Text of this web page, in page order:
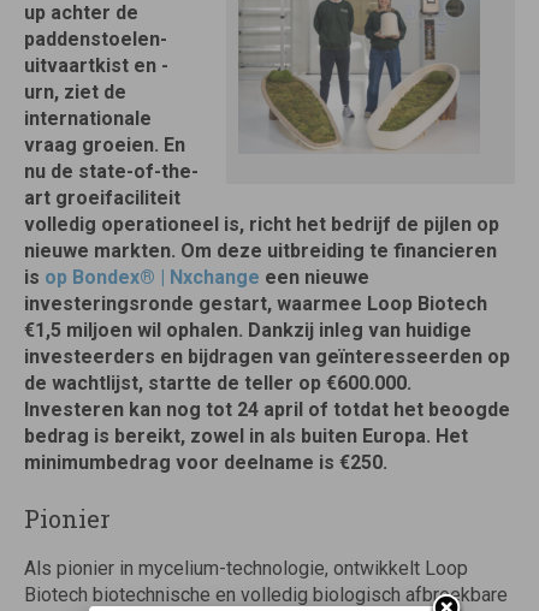
up achter de
paddenstoelen-
uitvaartkist en -
urn, ziet de
internationale
vraag groeien. En
nu de state-of-the-
art groeifaciliteit
volledig operationeel is, richt het bedrijf de pijlen op
nieuwe markten. Om deze uitbreiding te financieren
is op Bondex® | Nxchange een nieuwe
investeringsronde gestart, waarmee Loop Biotech
€1,5 miljoen wil ophalen. Dankzij inleg van huidige
investeerders en bijdragen van geïnteresseerden op
de wachtlijst, startte de teller op €600.000.
Investeren kan nog tot 24 april of totdat het beoogde
bedrag is bereikt, zowel in als buiten Europa. Het
minimumbedrag voor deelname is €250.
Pionier
Als pionier in mycelium-technologie, ontwikkelt Loop
Biotech biotechnische en volledig biologisch afbreekbare